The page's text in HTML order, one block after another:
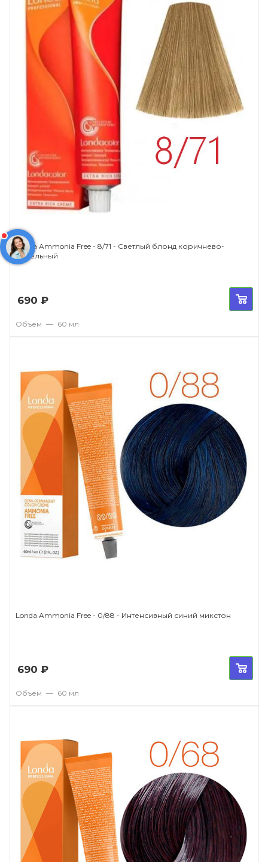
Londa Ammonia Free - 8/71 - Светлый блонд коричнево-
пепельный
690 ₽
Объем — 60 мл
Londa Ammonia Free - 0/88 - Интенсивный синий микстон
690 ₽
Объем — 60 мл